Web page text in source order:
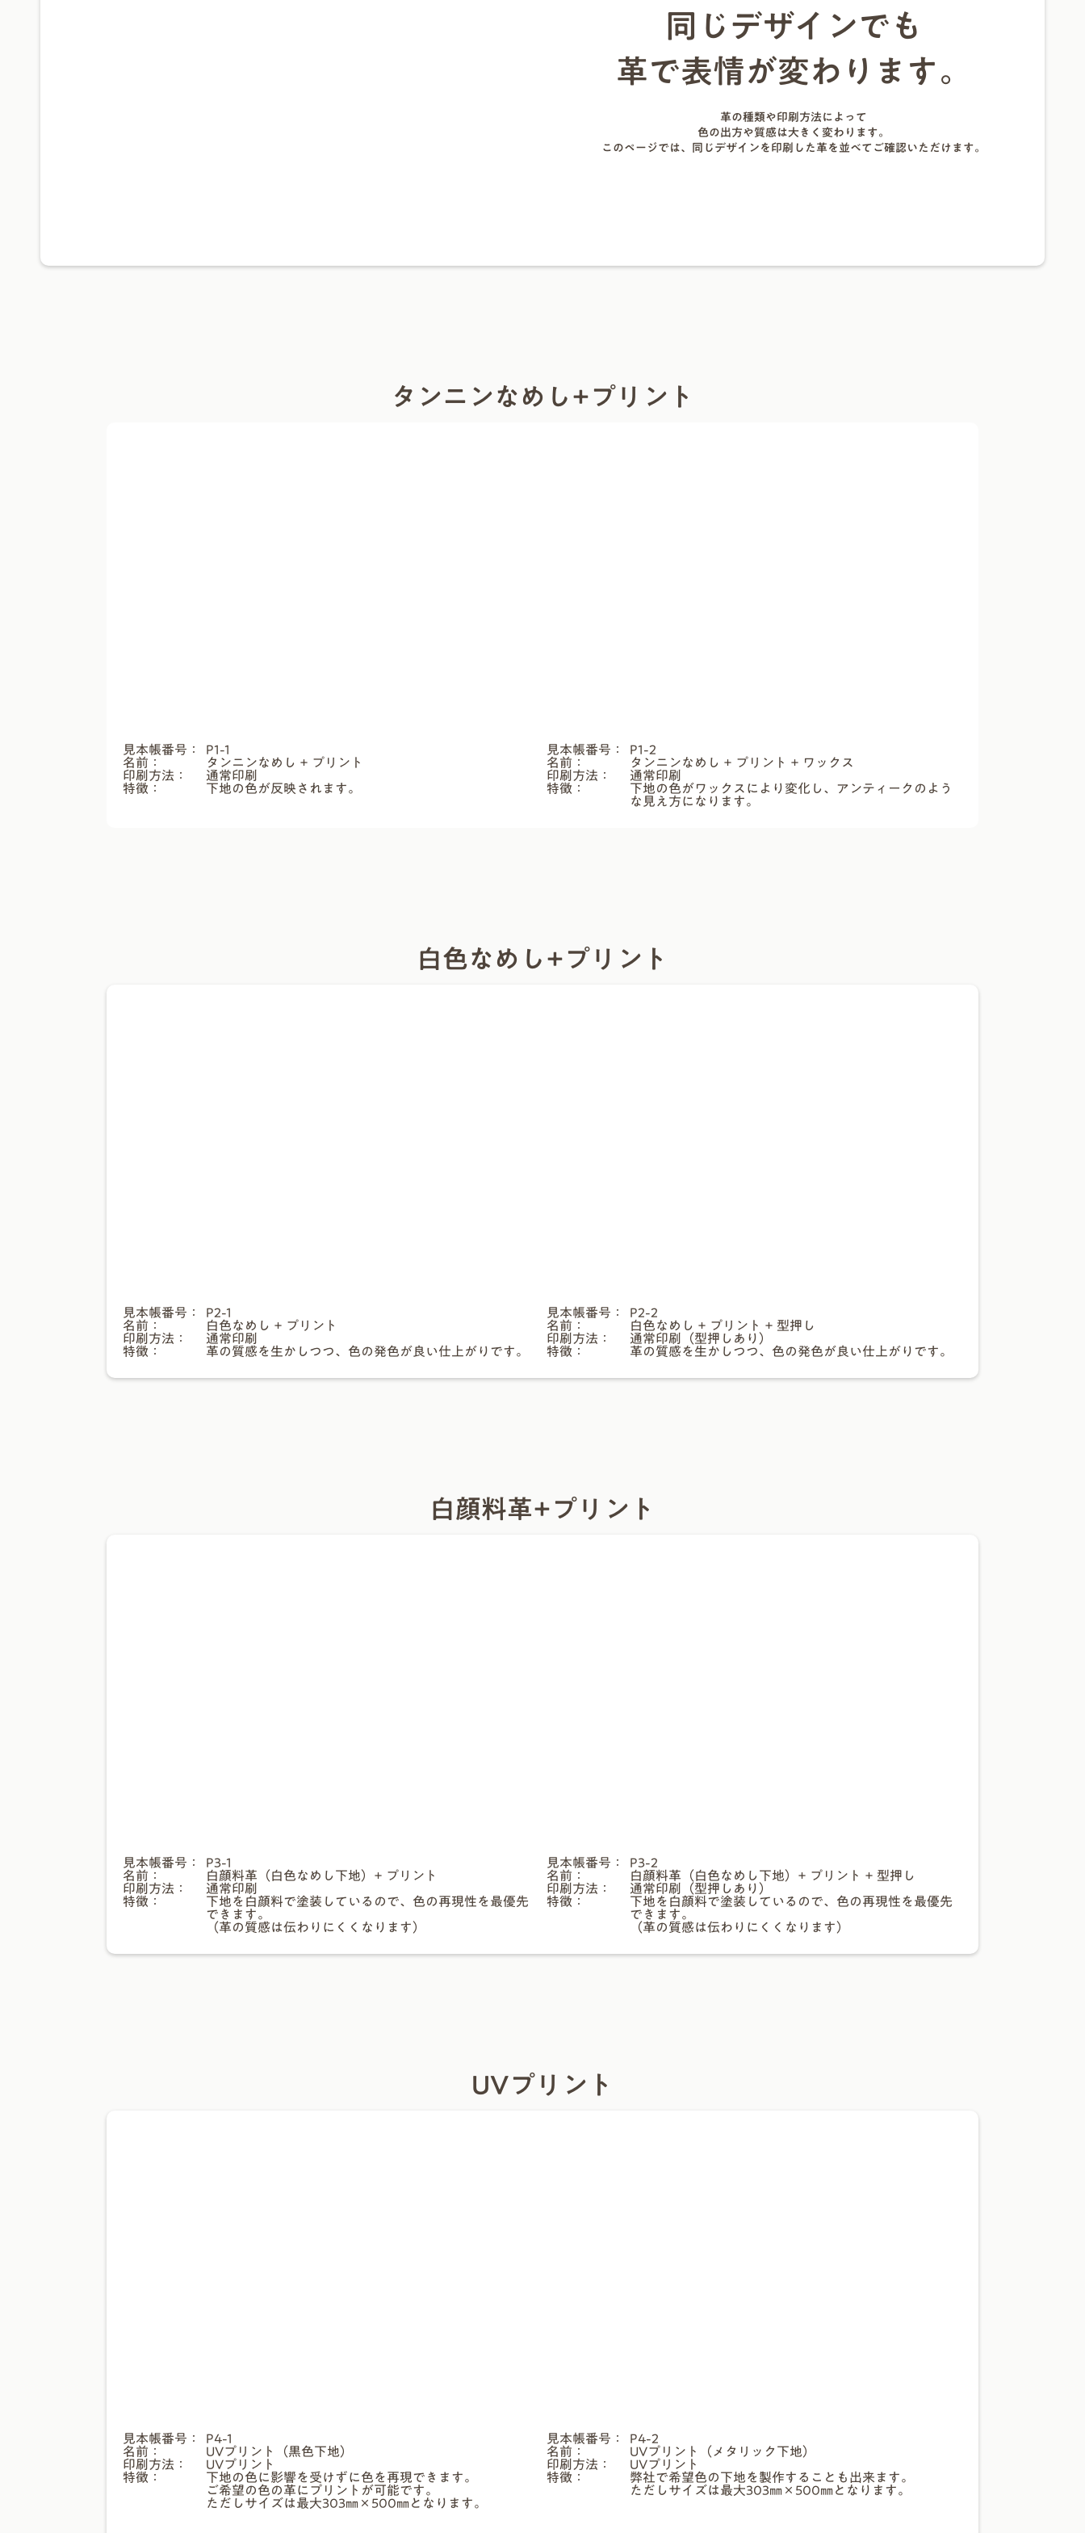
同じデザインでも
革で表情が変わります。
革の種類や印刷方法によって
色の出方や質感は大きく変わります。
このページでは、同じデザインを印刷した革を並べてご確認いただけます。
タンニンなめし+プリント
見本帳番号：
名前：
印刷方法：
特徴：
P1-1
タンニンなめし + プリント
通常印刷
下地の色が反映されます。
見本帳番号：
名前：
印刷方法：
特徴：
P1-2
タンニンなめし + プリント + ワックス
通常印刷
下地の色がワックスにより変化し、アンティークのよう
な見え方になります。
白色なめし+プリント
見本帳番号：
名前：
印刷方法：
特徴：
P2-1
白色なめし + プリント
通常印刷
革の質感を生かしつつ、色の発色が良い仕上がりです。
見本帳番号：
名前：
印刷方法：
特徴：
P2-2
白色なめし + プリント + 型押し
通常印刷（型押しあり）
革の質感を生かしつつ、色の発色が良い仕上がりです。
白顔料革+プリント
見本帳番号：
名前：
印刷方法：
特徴：
P3-1
白顔料革（白色なめし下地）+ プリント
通常印刷
下地を白顔料で塗装しているので、色の再現性を最優先
できます。
（革の質感は伝わりにくくなります）
見本帳番号：
名前：
印刷方法：
特徴：
P3-2
白顔料革（白色なめし下地）+ プリント + 型押し
通常印刷（型押しあり）
下地を白顔料で塗装しているので、色の再現性を最優先
できます。
（革の質感は伝わりにくくなります）
UVプリント
見本帳番号：
名前：
印刷方法：
特徴：
P4-1
UVプリント（黒色下地）
UVプリント
下地の色に影響を受けずに色を再現できます。
ご希望の色の革にプリントが可能です。
ただしサイズは最大303㎜×500㎜となります。
見本帳番号：
名前：
印刷方法：
特徴：
P4-2
UVプリント（メタリック下地）
UVプリント
弊社で希望色の下地を製作することも出来ます。
ただしサイズは最大303㎜×500㎜となります。